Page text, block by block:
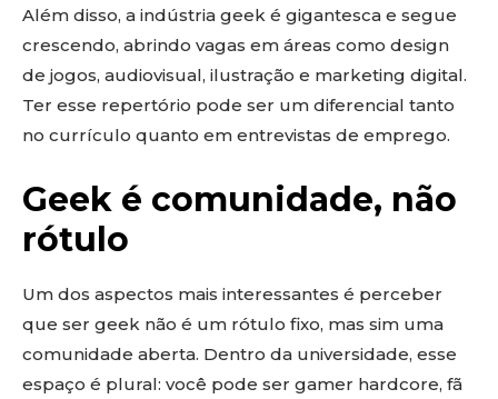
Além disso, a indústria geek é gigantesca e segue
crescendo, abrindo vagas em áreas como design
de jogos, audiovisual, ilustração e marketing digital.
Ter esse repertório pode ser um diferencial tanto
no currículo quanto em entrevistas de emprego.
Geek é comunidade, não
rótulo
Um dos aspectos mais interessantes é perceber
que ser geek não é um rótulo fixo, mas sim uma
comunidade aberta. Dentro da universidade, esse
espaço é plural: você pode ser gamer hardcore, fã